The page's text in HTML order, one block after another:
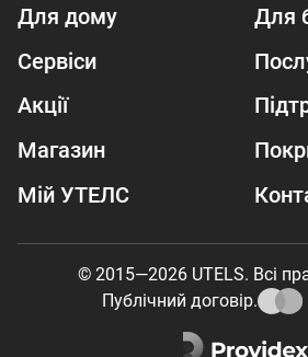
Для дому
Для
Сервіси
Акції
Магазин
Мій УТЕЛС
© 2015—2026 UTELS. Всі
Публічний договір.